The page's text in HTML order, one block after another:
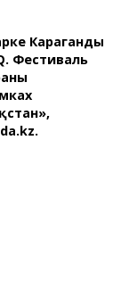
Караганды
Фестиваль